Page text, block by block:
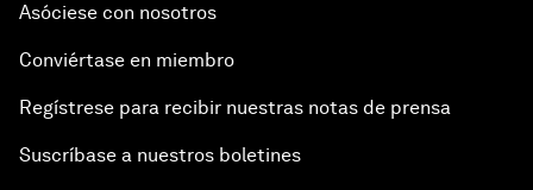
Asóciese con nosotros
Conviértase en miembro
Regístrese para recibir nuestras notas de prensa
Suscríbase a nuestros boletines